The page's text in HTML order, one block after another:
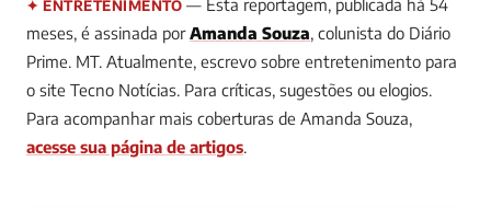
✦ ENTRETENIMENTO
meses, é assinada porAmanda Souza , colunista do Diário
Prime. MT. Atualmente, escrevo sobre entretenimento para
o site Tecno Notícias. Para críticas, sugestões ou elogios.
Para acompanhar mais coberturas de Amanda Souza,
acesse sua página de artigos